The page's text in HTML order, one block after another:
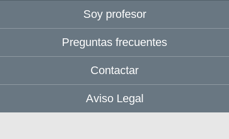
Soy profesor
Preguntas frecuentes
Contactar
Aviso Legal